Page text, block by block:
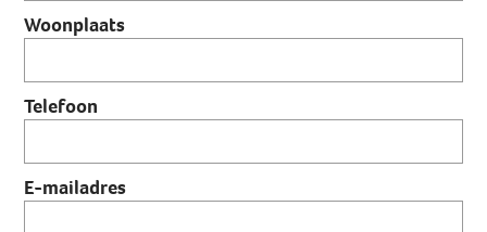
Woonplaats
Telefoon
E-mailadres